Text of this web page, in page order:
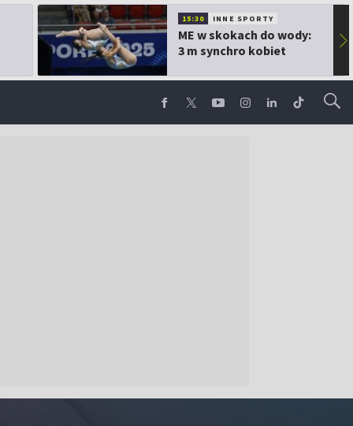
15:30 INNE SPORTY
ME w skokach do wody:
3 m synchro kobiet
▶